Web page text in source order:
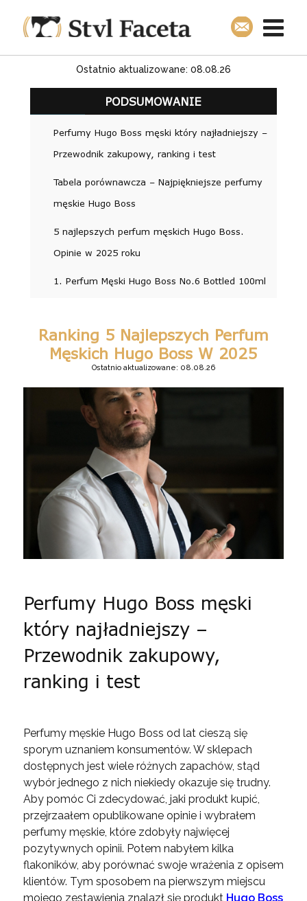
Ostatnio aktualizowane: 08.08.26
PODSUMOWANIE
Perfumy Hugo Boss męski który najładniejszy –
Przewodnik zakupowy, ranking i test
Tabela porównawcza – Najpiękniejsze perfumy
męskie Hugo Boss
5 najlepszych perfum męskich Hugo Boss.
Opinie w 2025 roku
1. Perfum Męski Hugo Boss No.6 Bottled 100ml
Ranking 5 Najlepszych Perfum
Męskich Hugo Boss W 2025
Ostatnio aktualizowane: 08.08.26
Perfumy Hugo Boss męski
który najładniejszy –
Przewodnik zakupowy,
ranking i test
Perfumy męskie Hugo Boss od lat cieszą się
sporym uznaniem konsumentów. W sklepach
dostępnych jest wiele różnych zapachów, stąd
wybór jednego z nich niekiedy okazuje się trudny.
Aby pomóc Ci zdecydować, jaki produkt kupić,
przejrzaałem opublikowane opinie i wybrałem
perfumy męskie, które zdobyły najwięcej
pozytywnych opinii. Potem nabyłem kilka
flakoników, aby porównać swoje wrażenia z opisem
klientów. Tym sposobem na pierwszym miejscu
mojego zestawienia znalazł się produkt Hugo Boss